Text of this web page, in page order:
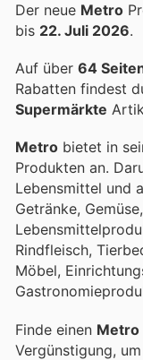
Der neue Metro
bis 22. Juli 2026.
Auf über 64
Rabatten findest
Supermärkte
Metro bietet in
Produkten an.
Lebensmittel und
Getränke,
Rindfleisch,
Möbel,
Finde einen Metro
Vergünstigung,